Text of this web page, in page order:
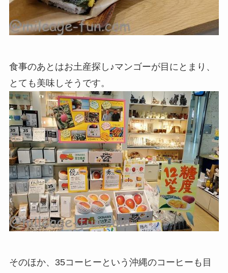
食事のあとはお土産探し♪マンゴーが目にとまり、
とても美味しそうです。
そのほか、35コーヒーという沖縄のコーヒーも目